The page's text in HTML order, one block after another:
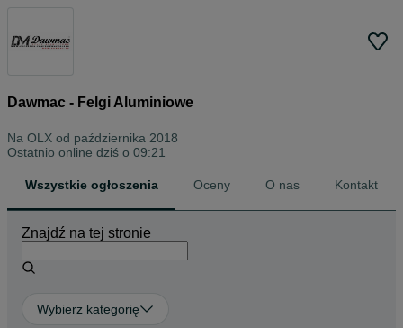
Dawmac - Felgi Aluminiowe
Na OLX od października 2018
Ostatnio online dziś o 09:21
Wszystkie ogłoszenia Oceny O nas Kontakt
Znajdź na tej stronie
Wybierz kategorię